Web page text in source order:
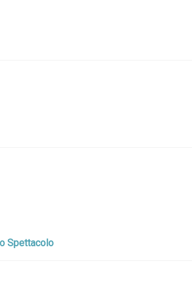
Spettacolo